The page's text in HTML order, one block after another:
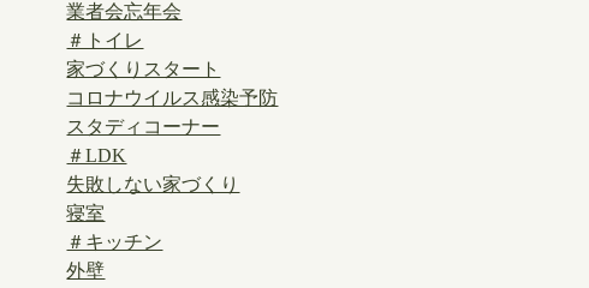
業者会忘年会
＃トイレ
家づくりスタート
コロナウイルス感染予防
スタディコーナー
＃LDK
失敗しない家づくり
寝室
＃キッチン
外壁